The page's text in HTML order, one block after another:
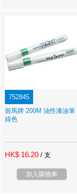
752845
斑馬牌 200M 油性漆油筆
綠色
HK$ 16.20 / 支
加入購物車